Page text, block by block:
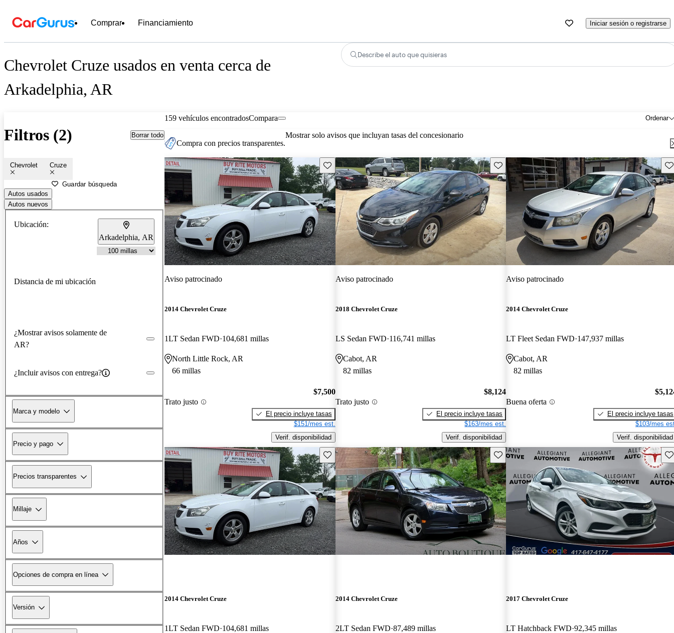
Comprar Financiamiento Iniciar sesión o registrarse
Chevrolet Cruze usados en venta cerca de
Arkadelphia, AR
Describe el auto que quisieras
Filtros (2) Borrar todo
Chevrolet Cruze
Guardar búsqueda
Autos usados
Autos nuevos
Ubicación:
Arkadelphia, AR
Distancia de mi ubicación
¿Mostrar avisos solamente de
AR?
¿Incluir avisos con entrega?
Marca y modelo
Precio y pago
Precios transparentes
Millaje
Años
Opciones de compra en línea
Versión
159 vehículos encontrados Ordenar
Compara
Compra con precios transparentes.
Mostrar solo avisos que incluyan tasas del concesionario
Guarda este Aviso
Aviso patrocinado
2014 Chevrolet Cruze
1LT Sedan FWD 104,681 millas
North Little Rock, AR
66 millas
Trato justo
$7,500
El precio incluye tasas
$151/mes est.
Verif. disponibilidad
Guarda este Aviso
Aviso patrocinado
2018 Chevrolet Cruze
LS Sedan FWD 116,741 millas
Cabot, AR
82 millas
Trato justo
$8,124
El precio incluye tasas
$163/mes est.
Verif. disponibilidad
Aviso patrocinado
2014 Chevrolet Cruze
LT Fleet Sedan FWD 147,937 millas
Cabot, AR
82 millas
Buena oferta
El precio incluye tasas
$103/mes
Verif. disponibilidad
Guarda este Aviso
2014 Chevrolet Cruze
1LT Sedan FWD 104,681 millas
Guarda este Aviso
2014 Chevrolet Cruze
2LT Sedan FWD 87,489 millas
2017 Chevrolet Cruze
LT Hatchback FWD 92,345 millas